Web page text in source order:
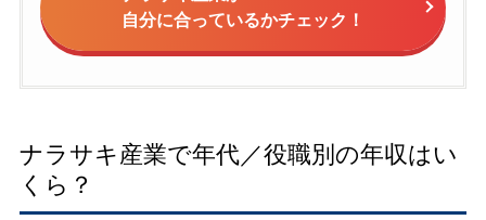
自分に合っているかチェック！
ナラサキ産業で年代／役職別の年収はい
くら？